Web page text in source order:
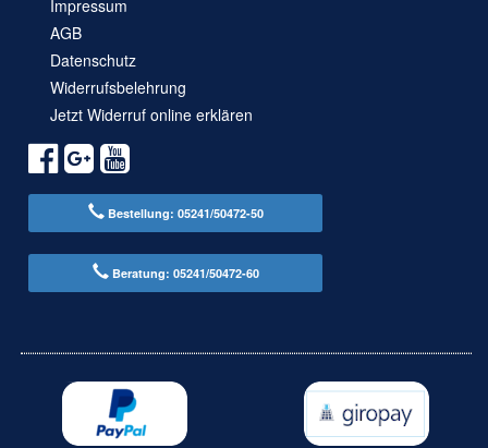
Impressum
AGB
Datenschutz
Widerrufsbelehrung
Jetzt Widerruf online erklären
Bestellung: 05241/50472-50
Beratung: 05241/50472-60